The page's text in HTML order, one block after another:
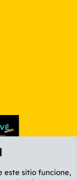
este sitio funcione,